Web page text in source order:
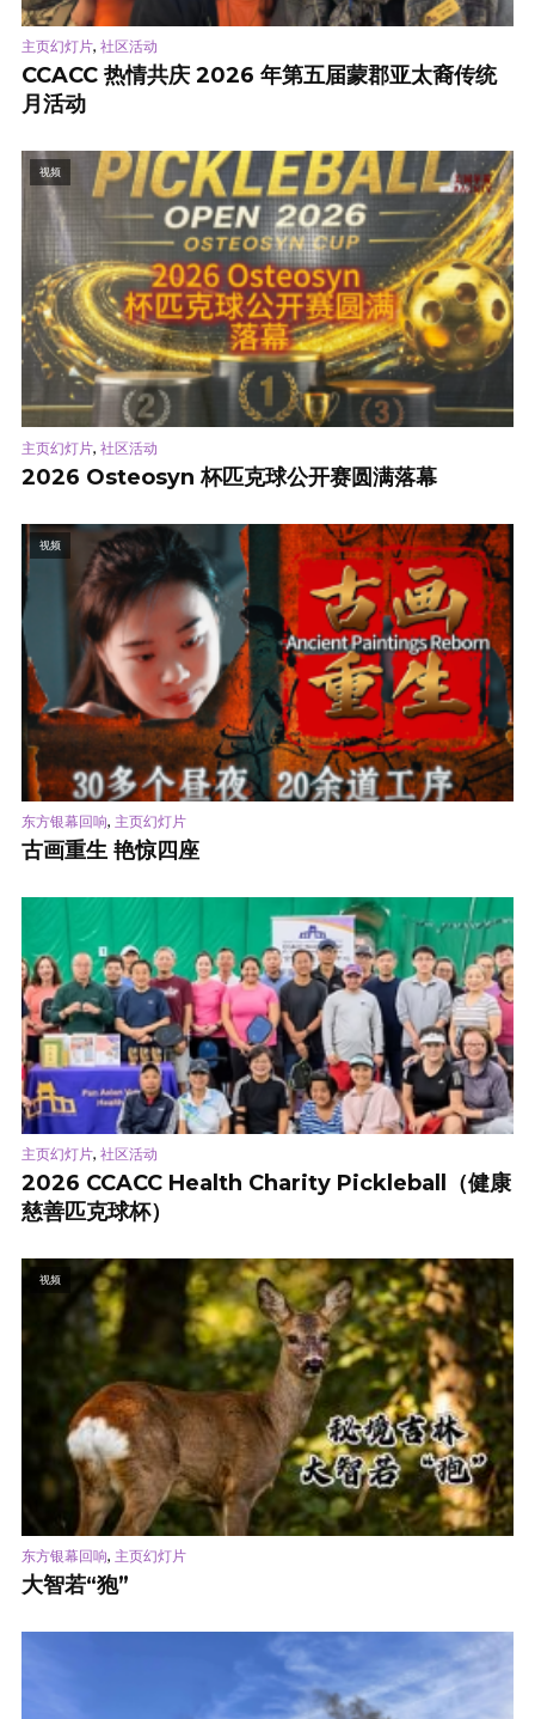
主页幻灯片, 社区活动
CCACC 热情共庆 2026 年第五届蒙郡亚太裔传统
月活动
视频
主页幻灯片, 社区活动
2026 Osteosyn 杯匹克球公开赛圆满落幕
视频
东方银幕回响, 主页幻灯片
古画重生 艳惊四座
主页幻灯片, 社区活动
2026 CCACC Health Charity Pickleball（健康
慈善匹克球杯）
视频
东方银幕回响, 主页幻灯片
大智若“狍”